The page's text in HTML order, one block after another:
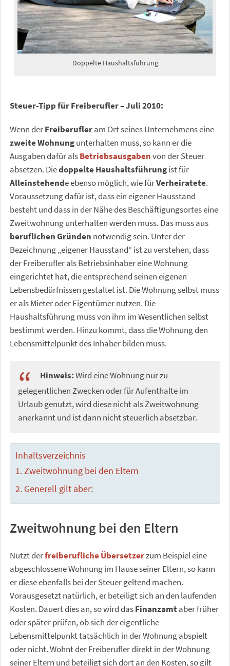
Doppelte Haushaltsführung
Steuer-Tipp für Freiberufler – Juli 2010:
Wenn derFreiberufleram Ort seines Unternehmens eine
zweite Wohnungunterhalten muss, so kann er die
Ausgaben dafür alsBetriebsausgabenvon der Steuer
absetzen. Diedoppelte Haushaltsführungist für
Alleinstehende ebenso möglich, wie fürVerheiratete.
Voraussetzung dafür ist, dass ein eigener Hausstand
besteht und dass in der Nähe des Beschäftigungsortes eine
Zweitwohnung unterhalten werden muss. Das muss aus
beruflichen Gründen notwendig sein. Unter der
Bezeichnung „eigener Hausstand“ ist zu verstehen, dass
der Freiberufler als Betriebsinhaber eine Wohnung
eingerichtet hat, die entsprechend seinen eigenen
Lebensbedürfnissen gestaltet ist. Die Wohnung selbst muss
er als Mieter oder Eigentümer nutzen. Die
Haushaltsführung muss von ihm im Wesentlichen selbst
bestimmt werden. Hinzu kommt, dass die Wohnung den
Lebensmittelpunkt des Inhaber bilden muss.
Hinweis:Wird eine Wohnung nur zu
gelegentlichen Zwecken oder für Aufenthalte im
Urlaub genutzt, wird diese nicht als Zweitwohnung
anerkannt und ist dann nicht steuerlich absetzbar.
Inhaltsverzeichnis
Zweitwohnung bei den Eltern
Generell gilt aber:
Zweitwohnung bei den Eltern
Nutzt derfreiberufliche Übersetzerzum Beispiel eine
abgeschlossene Wohnung im Hause seiner Eltern, so kann
er diese ebenfalls bei der Steuer geltend machen.
Vorausgesetzt natürlich, er beteiligt sich an den laufenden
Kosten. Dauert dies an, so wird dasFinanzamt aber früher
oder später prüfen, ob sich der eigentliche
Lebensmittelpunkt tatsächlich in der Wohnung abspielt
oder nicht. Wohnt der Freiberufler direkt in der Wohnung
seiner Eltern und beteiligt sich dort an den Kosten, so gilt